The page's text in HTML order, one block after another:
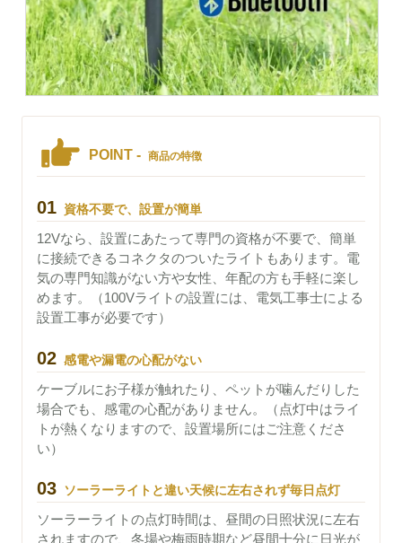
POINT - 商品の特徴
01 資格不要で、設置が簡単
12Vなら、設置にあたって専門の資格が不要で、簡単
に接続できるコネクタのついたライトもあります。電
気の専門知識がない方や女性、年配の方も手軽に楽し
めます。（100Vライトの設置には、電気工事士による
設置工事が必要です）
02 感電や漏電の心配がない
ケーブルにお子様が触れたり、ペットが噛んだりした
場合でも、感電の心配がありません。（点灯中はライ
トが熱くなりますので、設置場所にはご注意くださ
い）
03 ソーラーライトと違い天候に左右されず毎日点灯
ソーラーライトの点灯時間は、昼間の日照状況に左右
されますので、冬場や梅雨時期など昼間十分に日光が